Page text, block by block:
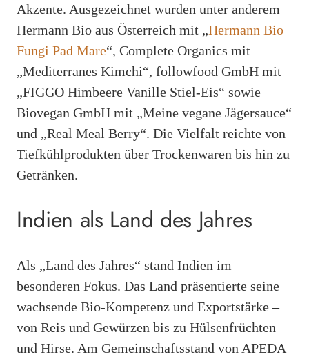
Akzente. Ausgezeichnet wurden unter anderem
Hermann Bio aus Österreich mit „Hermann Bio
Fungi Pad Mare“, Complete Organics mit
„Mediterranes Kimchi“, followfood GmbH mit
„FIGGO Himbeere Vanille Stiel-Eis“ sowie
Biovegan GmbH mit „Meine vegane Jägersauce“
und „Real Meal Berry“. Die Vielfalt reichte von
Tiefkühlprodukten über Trockenwaren bis hin zu
Getränken.
Indien als Land des Jahres
Als „Land des Jahres“ stand Indien im
besonderen Fokus. Das Land präsentierte seine
wachsende Bio-Kompetenz und Exportstärke –
von Reis und Gewürzen bis zu Hülsenfrüchten
und Hirse. Am Gemeinschaftsstand von APEDA